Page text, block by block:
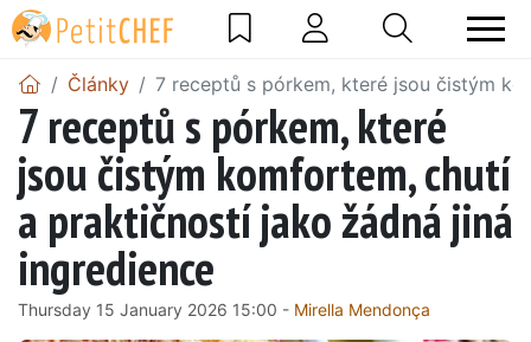
Články 7 receptů s pórkem, které jsou čistým
7 receptů s pórkem, které
jsou čistým komfortem, chutí
a praktičností jako žádná jiná
ingredience
Thursday 15 January 2026 15:00 - Mirella Mendonça